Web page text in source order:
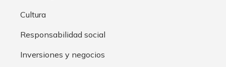
Cultura
Responsabilidad social
Inversiones y negocios